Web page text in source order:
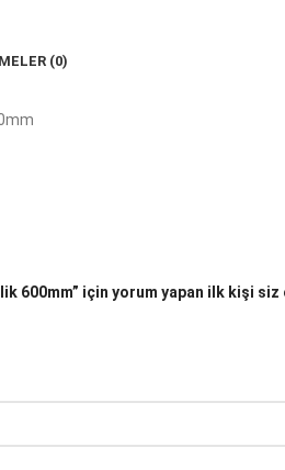
(0)
600mm” için yorum yapan ilk kişi siz